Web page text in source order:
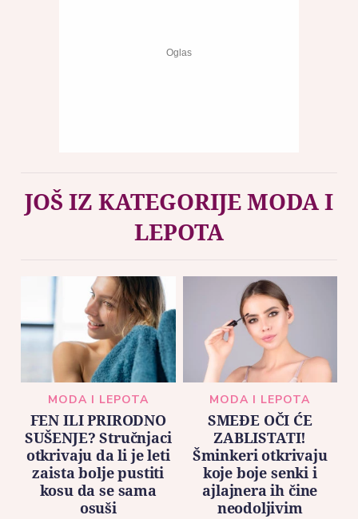
JOŠ IZ KATEGORIJE MODA I
LEPOTA
MODA I LEPOTA
FEN ILI PRIRODNO
SUŠENJE? Stručnjaci
otkrivaju da li je leti
zaista bolje pustiti
kosu da se sama
osuši
MODA I LEPOTA
SMEĐE OČI ĆE
ZABLISTATI!
Šminkeri otkrivaju
koje boje senki i
ajlajnera ih čine
neodoljivim